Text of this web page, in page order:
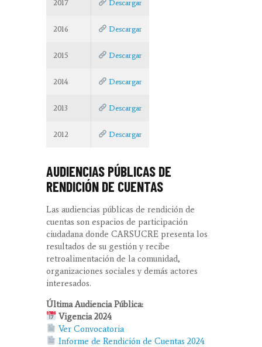
2017 Descargar
2016 Descargar
2015 Descargar
2014 Descargar
2013 Descargar
2012 Descargar
AUDIENCIAS PÚBLICAS DE
RENDICIÓN DE CUENTAS
Las audiencias públicas de rendición de
cuentas son espacios de participación
ciudadana donde CARSUCRE presenta los
resultados de su gestión y recibe
retroalimentación de la comunidad,
organizaciones sociales y demás actores
interesados.
Última Audiencia Pública:
Vigencia 2024
Ver Convocatoria
Informe de Rendición de Cuentas 2024